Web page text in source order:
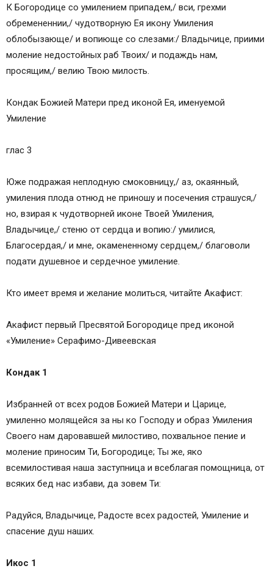
Кондак 12
Икос 12
Кондак 13
Молитва
Кондак 1
Кондак 2
Икос 2
Икос 3
Икос 4
Кондак 5
Икос 5
Кондак 6
Икос 6
Кондак 7
Кондак 8
Кондак 9
Икос 9
Икос 10
Икос 11
Кондак 12
Икос 12
Кондак 13
Молитва
Песнь 1
Песнь 4
Песнь 5
Песнь 7
К Богородице со умилением припадем,/ вси, грехми
обремененнии,/ чудотворную Ея икону Умиления
облобызающе/ и вопиюще со слезами:/ Владычице, приими
моление недостойных раб Твоих/ и подаждь нам,
просящим,/ велию Твою милость.
Кондак Божией Матери пред иконой Ея, именуемой
Умиление
глас 3
Юже подражая неплодную смоковницу,/ аз, окаянный,
умиления плода отнюд не приношу и посечения страшуся,/
но, взирая к чудотворней иконе Твоей Умиления,
Владычице,/ стеню от сердца и вопию:/ умилися,
Благосердая,/ и мне, окамененному сердцем,/ благоволи
подати душевное и сердечное умиление.
Кто имеет время и желание молиться, читайте Акафист:
Акафист первый Пресвятой Богородице пред иконой
«Умиление» Серафимо-Дивеевская
Кондак 1
Избранней от всех родов Божией Матери и Царице,
умиленно молящейся за ны ко Господу и образ Умиления
Своего нам даровавшей милостиво, похвальное пение и
моление приносим Ти, Богородице; Ты же, яко
всемилостивая наша заступница и всеблагая помощница, от
всяких бед нас избави, да зовем Ти:
Радуйся, Владычице, Радосте всех радостей, Умиление и
спасение душ наших.
Икос 1